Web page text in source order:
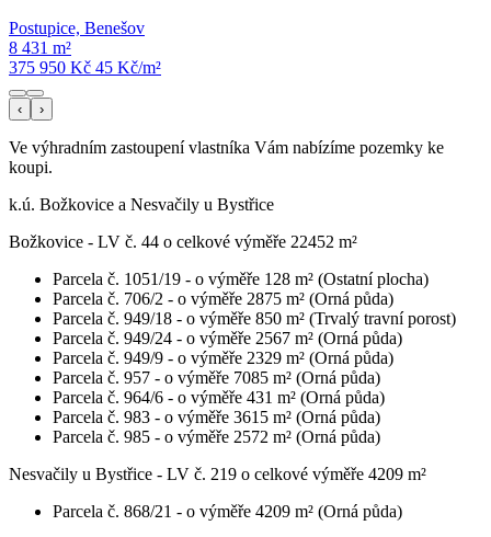
Postupice, Benešov
8 431 m²
375 950 Kč 45 Kč/m²
‹ ›
Ve výhradním zastoupení vlastníka Vám nabízíme pozemky ke
koupi.
k.ú. Božkovice a Nesvačily u Bystřice
Božkovice - LV č. 44 o celkové výměře 22452 m²
Parcela č. 1051/19 - o výměře 128 m² (Ostatní plocha)
Parcela č. 706/2 - o výměře 2875 m² (Orná půda)
Parcela č. 949/18 - o výměře 850 m² (Trvalý travní porost)
Parcela č. 949/24 - o výměře 2567 m² (Orná půda)
Parcela č. 949/9 - o výměře 2329 m² (Orná půda)
Parcela č. 957 - o výměře 7085 m² (Orná půda)
Parcela č. 964/6 - o výměře 431 m² (Orná půda)
Parcela č. 983 - o výměře 3615 m² (Orná půda)
Parcela č. 985 - o výměře 2572 m² (Orná půda)
Nesvačily u Bystřice - LV č. 219 o celkové výměře 4209 m²
Parcela č. 868/21 - o výměře 4209 m² (Orná půda)